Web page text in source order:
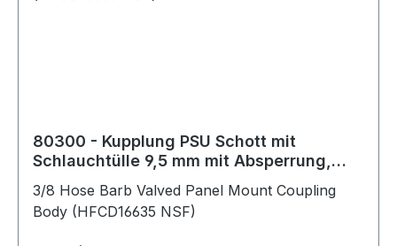
80300 - Kupplung PSU Schott mit
Schlauchtülle 9,5 mm mit Absperrung,
3/8 Hose Barb Valved Panel Mount Coupling
Body (HFCD16635 NSF)